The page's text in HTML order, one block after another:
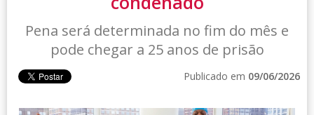
Pena será determinada no fim do mês e
pode chegar a 25 anos de prisão
Publicado em 09/06/2026